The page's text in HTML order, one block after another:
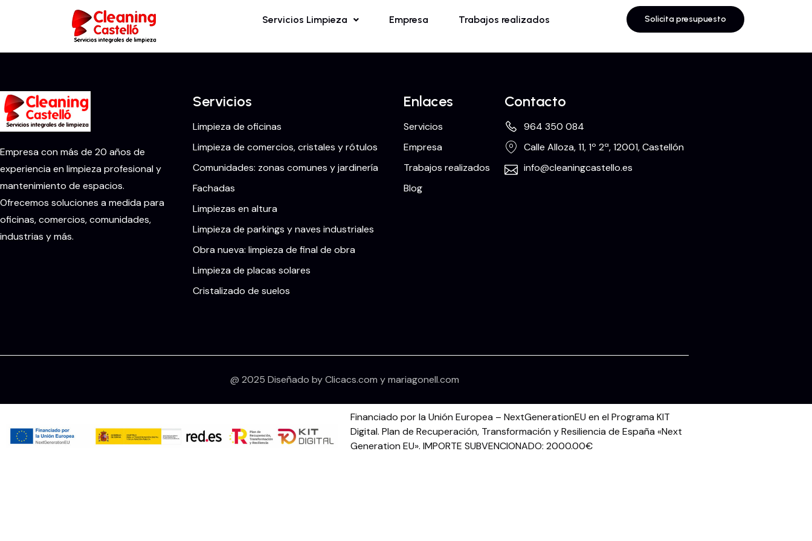
Servicios Limpieza Empresa Trabajos realizados Solicita presupuesto
Empresa con más de 20 años de
experiencia en limpieza profesional y
mantenimiento de espacios.
Ofrecemos soluciones a medida para
oficinas, comercios, comunidades,
industrias y más.
Servicios
Limpieza de oficinas
Limpieza de comercios, cristales y rótulos
Comunidades: zonas comunes y jardinería
Fachadas
Limpiezas en altura
Limpieza de parkings y naves industriales
Obra nueva: limpieza de final de obra
Limpieza de placas solares
Cristalizado de suelos
Enlaces
Servicios
Empresa
Trabajos realizados
Blog
Contacto
964 350 084
Calle Alloza, 11, 1º 2ª, 12001, Castellón
info@cleaningcastello.es
@ 2025 Diseñado byClicacs.com ymariagonell.com
Financiado por la Unión Europea – NextGenerationEU en el Programa KIT
Digital. Plan de Recuperación, Transformación y Resiliencia de España «Next
Generation EU». IMPORTE SUBVENCIONADO: 2000.00€